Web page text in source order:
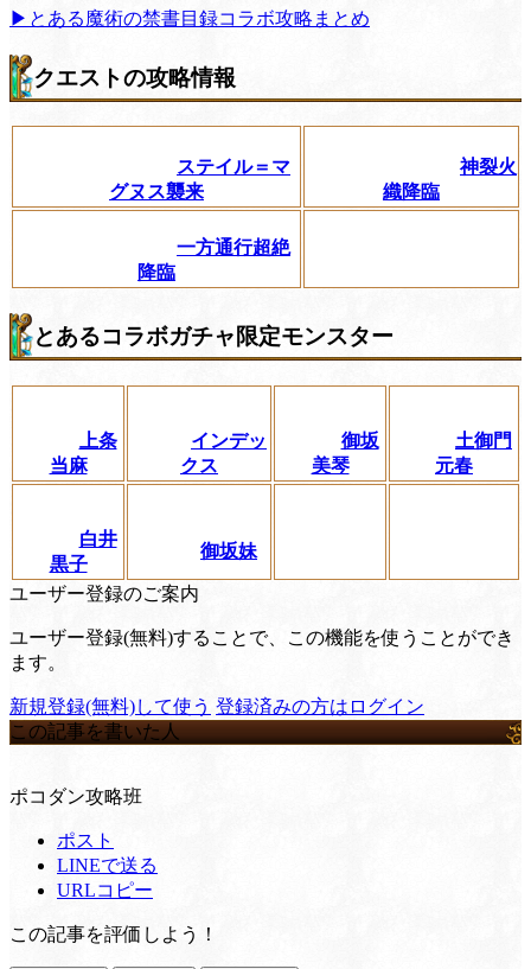
▶とある魔術の禁書目録コラボ攻略まとめ
クエストの攻略情報
ステイル＝マ
グヌス襲来
神裂火
織降臨
一方通行超絶
降臨
とあるコラボガチャ限定モンスター
上条
当麻
インデッ
クス
御坂
美琴
土御門
元春
白井
黒子
御坂妹
ユーザー登録のご案内
ユーザー登録(無料)することで、この機能を使うことができ
ます。
新規登録(無料)して使う 登録済みの方はログイン
この記事を書いた人
ポコダン攻略班
ポスト
LINEで送る
URLコピー
この記事を評価しよう！